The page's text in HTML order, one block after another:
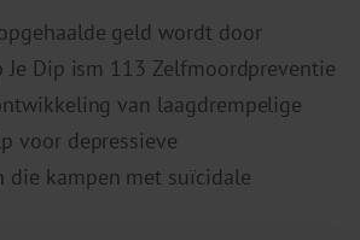
geld wordt door
Je Dip ism 113 Zelfmoordpreventie
van laagdrempelige
voor depressieve
die kampen met suïcidale